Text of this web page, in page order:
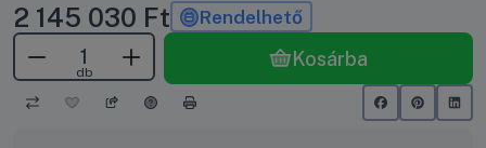
2 145 030 Ft Rendelhető
db
Kosárba